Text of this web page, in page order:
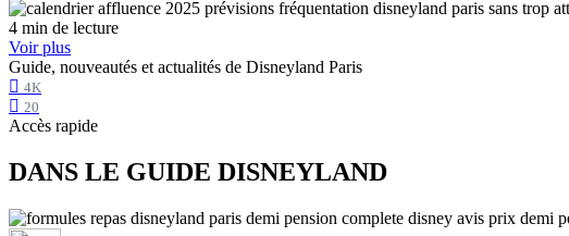
4 min de lecture
Voir plus
Guide, nouveautés et actualités de Disneyland Paris
4K
20
Accès rapide
DANS LE GUIDE DISNEYLAND